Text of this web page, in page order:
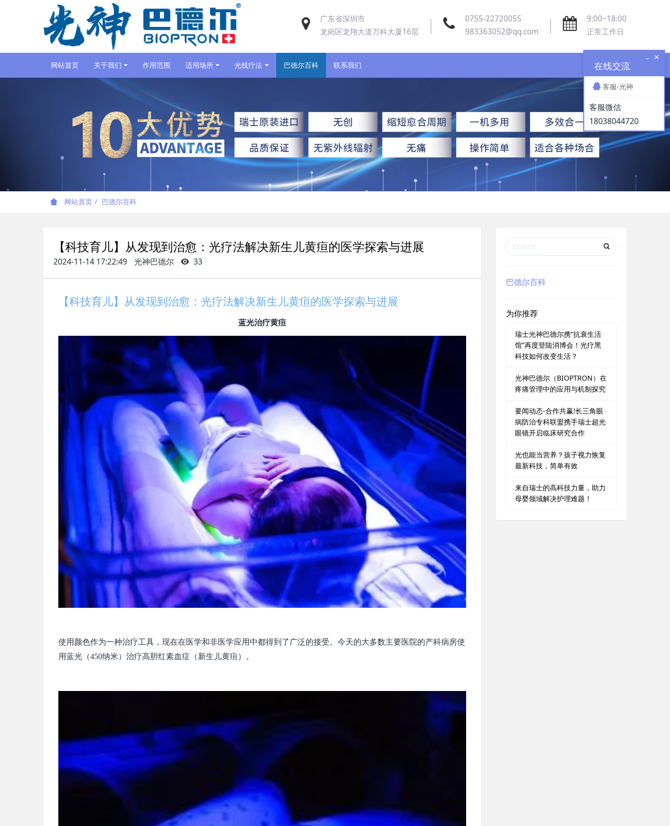
广东省深圳市
龙岗区龙翔大道万科大厦16层
0755-22720055
983363052@qq.com
9:00~18:00
正常工作日
网站首页 关于我们 作用范围 适用场所 光线疗法 巴德尔百科 联系我们
网站首页 巴德尔百科
【科技育儿】从发现到治愈：光疗法解决新生儿黄疸的医学探索与进展
2024-11-14 17:22:49 光神巴德尔 33
【科技育儿】从发现到治愈：光疗法解决新生儿黄疸的医学探索与进展
蓝光治疗黄疸
使用颜色作为一种治疗工具，现在在医学和非医学应用中都得到了广泛的接受。今天的大多数主要医院的产科病房使
用蓝光（450纳米）治疗高胆红素血症（新生儿黄疸）。
巴德尔百科
为你推荐
瑞士光神巴德尔携“抗衰生活
馆”再度登陆消博会！光疗黑
科技如何改变生活？
光神巴德尔（BIOPTRON）在
疼痛管理中的应用与机制探究
要闻动态-合作共赢!长三角眼
病防治专科联盟携手瑞士超光
眼镜开启临床研究合作
光也能当营养？孩子视力恢复
最新科技，简单有效
来自瑞士的高科技力量，助力
母婴领域解决护理难题！
×
-
在线交流
客服-光神
客服微信
18038044720